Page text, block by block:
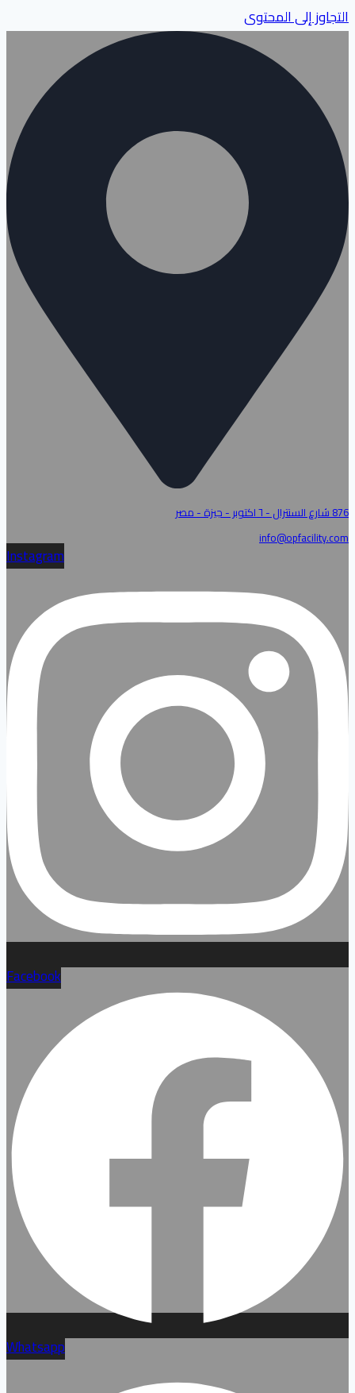
التجاوز إلى المحتوى
876 شارع السنترال - ٦ اكتوبر - جيزة - مصر
info@opfacility.com
Instagram
Facebook
Whatsapp